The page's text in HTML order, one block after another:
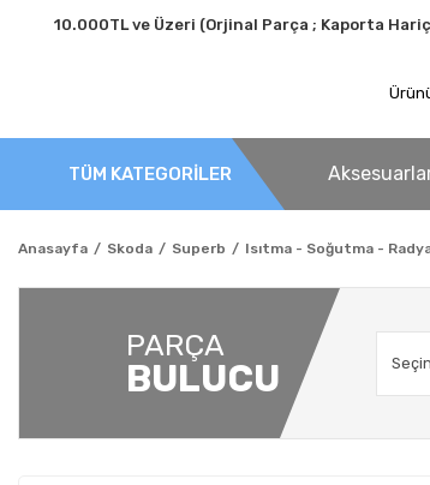
10.000TL ve Üzeri (Orjinal Parça ; Kaporta
TÜM KATEGORİLER
Anasayfa Skoda Superb Isıtma - Soğutma -
PARÇA
BULUCU